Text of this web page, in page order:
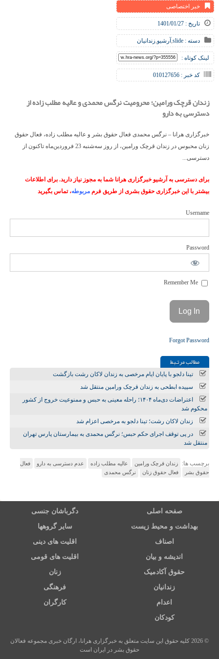
خبر اختصاصی
تاریخ : 1401/01/27
دسته : slide
,آرشیو,زندانیان
لینک کوتاه :
کد خبر : 010127656
زندان قرچک ورامین؛ محرومیت نرگس محمدی و عالیه مطلب زاده از
دسترسی به دارو
خبرگزاری هرانا – نرگس محمدی فعال حقوق بشر و عالیه مطلب زاده، فعال حقوق
زنان محبوس در زندان قرچک ورامین، از روز سه‌شنبه 23 فروردین‌ماه تاکنون از
دسترسی...
برای دسترسی به آرشیو خبرگزاری هرانا شما به مجوز نیاز دارید. برای اطلاعات
بیشتر با این خبرگزاری حقوق بشری از طریق فرم مربوطه، تماس بگیرید
Username
Password
Forgot Password
مطالب مرتـبط
تینا دلجو با پایان ایام مرخصی به زندان لاکان رشت بازگشت
سپیده ابطحی به زندان قرچک ورامین منتقل شد
اعتراضات دی‌ماه ۱۴۰۴؛ راحله معینی به حبس و ممنوعیت خروج از کشور
محکوم شد
زندان لاکان رشت؛ تینا دلجو به مرخصی اعزام شد
در پی توقف اجرای حکم حبس؛ نرگس محمدی به بیمارستان پارس تهران
منتقل شد
برچسب ها: زندان قرچک ورامین عالیه مطلب زاده عدم دسترسی به دارو
فعال
حقوق بشر
فعال حقوق زنان نرگس محمدی
صفحه اصلی دگرباشان جنسی
بهداشت و محیط زیست سایر گروهها
اصناف اقلیت های دینی
اندیشه و بیان اقلیت های قومی
حقوق آکادمیک زنان
زندانیان فرهنگی
اعدام کارگران
کودکان
© 2026 کلیه حقوق این سایت متعلق به خبرگزاری هرانا، ارگان خبری مجموعه فعالان
حقوق بشر در ایران است